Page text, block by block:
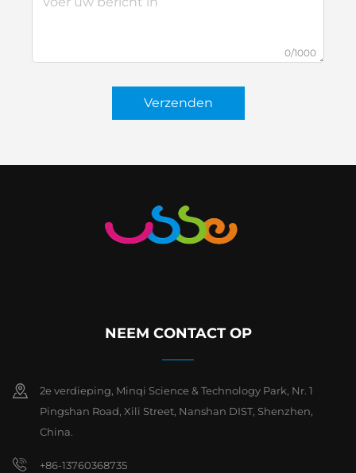
0/1000
Verzenden
NEEM CONTACT OP
2e verdieping, Minqi Science & Technology Park, Nr. 1
Pingshan Road, Xili Street, Nanshan DIST, Shenzhen,
China.
+86-13760368735